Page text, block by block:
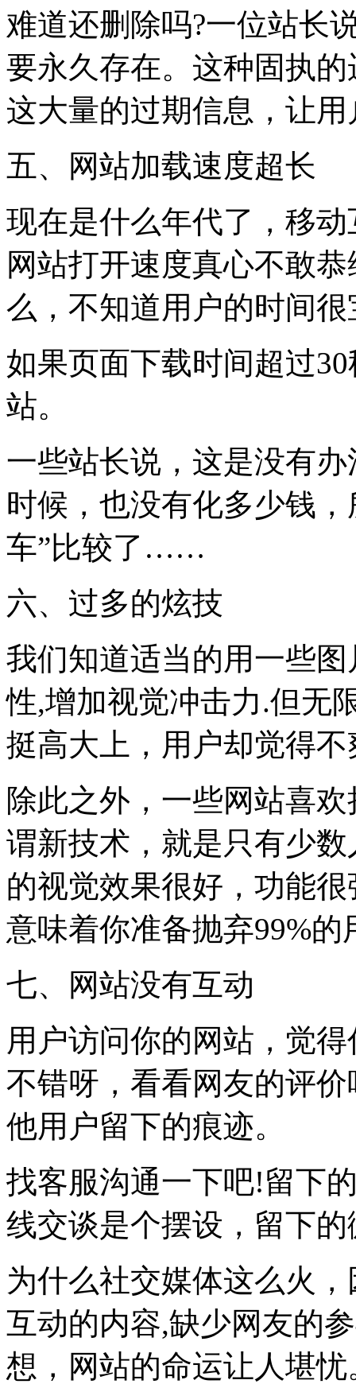
难道还删除吗?一位站长
要永久存在。这种固执
这大量的过期信息，让
五、网站加载速度超长
现在是什么年代了，移
网站打开速度真心不敢
么，不知道用户的时间
如果页面下载时间超过
站。
一些站长说，这是没有
时候，也没有化多少钱
车”比较了……
六、过多的炫技
我们知道适当的用一些
性,增加视觉冲击力.但无
挺高大上，用户却觉得
除此之外，一些网站喜
谓新技术，就是只有少
的视觉效果很好，功能
意味着你准备抛弃99%
七、网站没有互动
用户访问你的网站，觉
不错呀，看看网友的评
他用户留下的痕迹。
找客服沟通一下吧!留下
线交谈是个摆设，留下
为什么社交媒体这么火
互动的内容,缺少网友的
想，网站的命运让人堪忧